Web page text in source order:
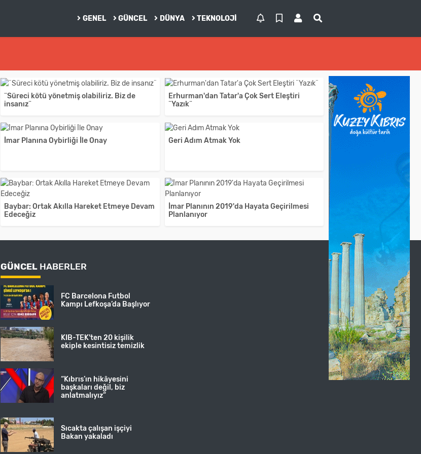
GENEL GÜNCEL DÜNYA TEKNOLOJI
¨Süreci kötü yönetmiş olabiliriz. Biz de
insanız¨
Erhurman'dan Tatar'a Çok Sert Eleştiri
¨Yazık¨
İmar Planına Oybirliği İle Onay Geri Adım Atmak Yok
Baybar: Ortak Akılla Hareket Etmeye Devam
Edeceğiz
İmar Planının 2019'da Hayata Geçirilmesi
Planlanıyor
GÜNCEL HABERLER
FC Barcelona Futbol
Kampı Lefkoşa’da Başlıyor
KIB-TEK'ten 20 kişilik
ekiple kesintisiz temizlik
“Kıbrıs’ın hikâyesini
başkaları değil, biz
anlatmalıyız”
Sıcakta çalışan işçiyi
Bakan yakaladı